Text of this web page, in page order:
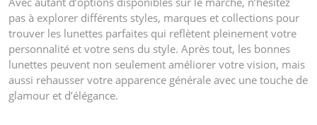
pas à explorer différents styles, marques et collections pour
trouver les lunettes parfaites qui reflètent pleinement votre
personnalité et votre sens du style. Après tout, les bonnes
lunettes peuvent non seulement améliorer votre vision, mais
aussi rehausser votre apparence générale avec une touche de
glamour et d’élégance.